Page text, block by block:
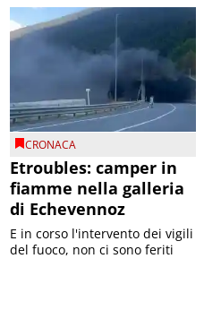
CRONACA
Etroubles: camper in
fiamme nella galleria
di Echevennoz
E in corso l'intervento dei vigili
del fuoco, non ci sono feriti